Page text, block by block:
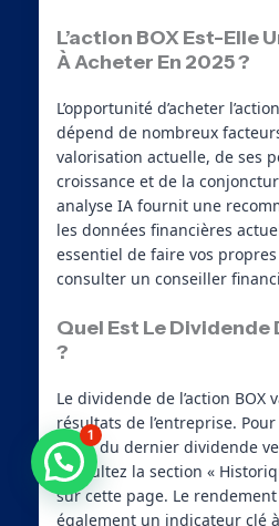
L’action BOX Est-Elle
À Acheter En 2025 ?
L’opportunité d’acheter
dépend de nombreux
valorisation actuelle, de ses
croissance et de la
analyse IA fournit une
les données financières
essentiel de faire vos
consulter un conseiller
Quel Est Le Dividende
?
Le dividende de l’action BOX
résultats de l’entreprise.
exact du dernier dividende
consultez la section «
sur cette page. Le
également un indicateur clé
Besoin d'aide ?
1